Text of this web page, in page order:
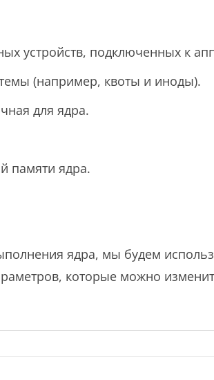
устройств, подключенных к
(например, квоты и иноды).
для ядра.
памяти ядра.
ядра, мы будем
которые можно